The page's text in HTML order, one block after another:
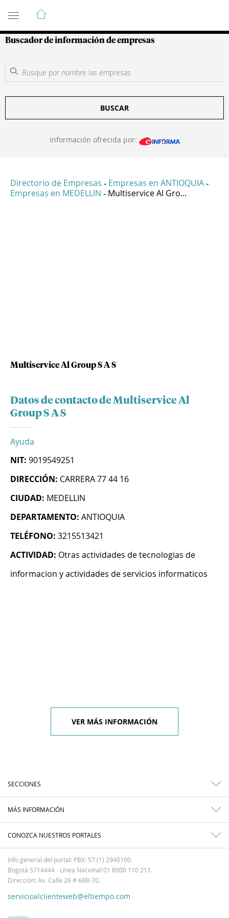
Guía de Empresas Colombianas
Buscador de información de empresas
BUSCAR
Información ofrecida por:
Directorio de Empresas - Empresas en ANTIOQUIA -
Empresas en MEDELLIN - Multiservice Al Gro...
Multiservice Al Group S A S
Datos de contacto de Multiservice Al
Group S A S
Ayuda
NIT: 9019549251
DIRECCIÓN: CARRERA 77 44 16
CIUDAD: MEDELLIN
DEPARTAMENTO: ANTIOQUIA
TELÉFONO: 3215513421
ACTIVIDAD: Otras actividades de tecnologias de
informacion y actividades de servicios informaticos
VER MÁS INFORMACIÓN
SECCIONES
MÁS INFORMACIÓN
CONOZCA NUESTROS PORTALES
Info general del portal: PBX: 57 (1) 2940100.
Bogotá 5714444 - Línea Nacional 01 8000 110 211.
Dirección: Av. Calle 26 # 68B-70.
servicioalclienteweb@eltiempo.com